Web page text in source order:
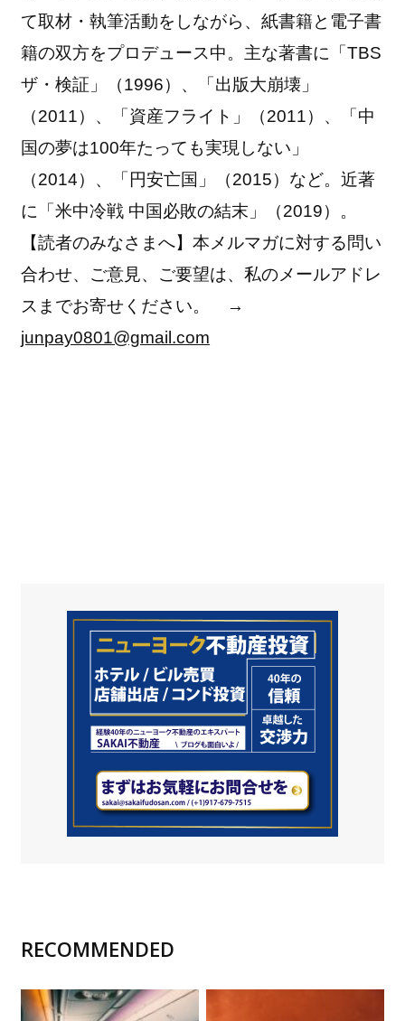
て取材・執筆活動をしながら、紙書籍と電子書
籍の双方をプロデュース中。主な著書に「TBS
ザ・検証」（1996）、「出版大崩壊」
（2011）、「資産フライト」（2011）、「中
国の夢は100年たっても実現しない」
（2014）、「円安亡国」（2015）など。近著
に「米中冷戦 中国必敗の結末」（2019）。
【読者のみなさまへ】本メルマガに対する問い
合わせ、ご意見、ご要望は、私のメールアドレ
スまでお寄せください。 →
junpay0801@gmail.com
RECOMMENDED